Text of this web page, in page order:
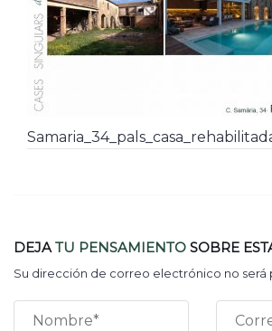
DEJATU PENSAMIENTO SOBRE
Su dirección de correo electrónico no será